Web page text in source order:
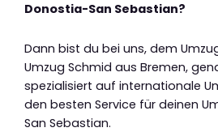
Donostia-San Sebastian?
Dann bist du bei uns, dem
Umzug Schmid aus Bremen,
spezialisiert auf internationale
den besten Service für deinen
San Sebastian.